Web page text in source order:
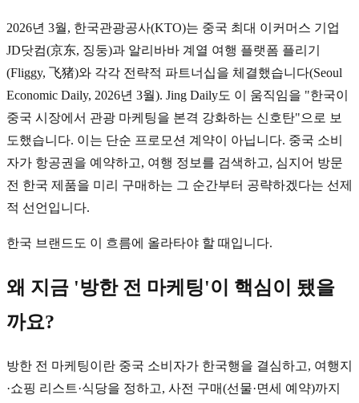
2026년 3월, 한국관광공사(KTO)는 중국 최대 이커머스 기업
JD닷컴(京东, 징둥)과 알리바바 계열 여행 플랫폼 플리기
(Fliggy, 飞猪)와 각각 전략적 파트너십을 체결했습니다(Seoul
Economic Daily, 2026년 3월). Jing Daily도 이 움직임을 "한국이
중국 시장에서 관광 마케팅을 본격 강화하는 신호탄"으로 보
도했습니다. 이는 단순 프로모션 계약이 아닙니다. 중국 소비
자가 항공권을 예약하고, 여행 정보를 검색하고, 심지어 방문
전 한국 제품을 미리 구매하는 그 순간부터 공략하겠다는 선제
적 선언입니다.
한국 브랜드도 이 흐름에 올라타야 할 때입니다.
왜 지금 '방한 전 마케팅'이 핵심이 됐을
까요?
방한 전 마케팅이란 중국 소비자가 한국행을 결심하고, 여행지
·쇼핑 리스트·식당을 정하고, 사전 구매(선물·면세 예약)까지